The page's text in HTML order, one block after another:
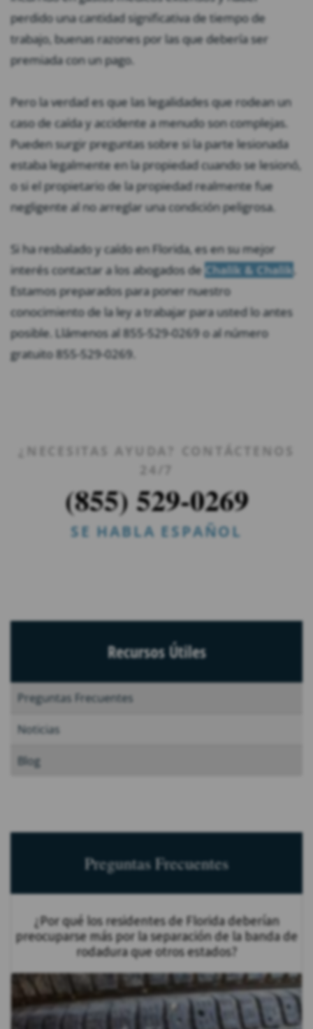
perdido una cantidad significativa de tiempo de
trabajo, buenas razones por las que debería ser
premiada con un pago.
Pero la verdad es que las legalidades que rodean un
caso de caída y accidente a menudo son complejas.
Pueden surgir preguntas sobre si la parte lesionada
estaba legalmente en la propiedad cuando se lesionó,
o si el propietario de la propiedad realmente fue
negligente al no arreglar una condición peligrosa.
Si ha resbalado y caído en Florida, es en su mejor
interés contactar a los abogados deChalik & Chalik
Estamos preparados para poner nuestro
conocimiento de la ley a trabajar para usted lo antes
posible. Llámenos al 855-529-0269 o al número
gratuito 855-529-0269.
¿NECESITAS AYUDA? CONTÁCTENOS
24/7
(855) 529-0269
SE HABLA ESPAÑOL
Recursos Útiles
Preguntas Frecuentes
Noticias
Blog
Preguntas Frecuentes
¿Por qué los residentes de Florida deberían
preocuparse más por la separación de la banda de
rodadura que otros estados?